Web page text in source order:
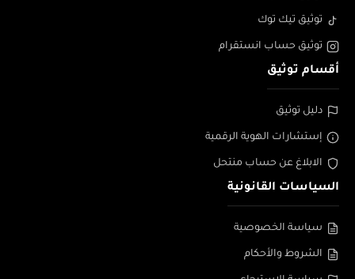
توثيق تيك توك
توثيق حساب انستقرام
أقسام توثيق
دليل توثيق
إستشارات الهوية الرقمية
الابلاغ عن حساب منتحل
السياسات القانونية
سياسة الخصوصية
الشروط والأحكام